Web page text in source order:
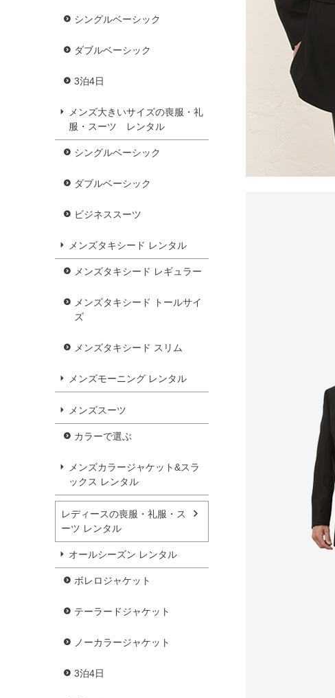
シングルベーシック
ダブルベーシック
3泊4日
メンズ大きいサイズの喪服・礼
服・スーツ レンタル
シングルベーシック
ダブルベーシック
ビジネススーツ
メンズタキシード レンタル
メンズタキシード レギュラー
メンズタキシード トールサイ
ズ
メンズタキシード スリム
メンズモーニング レンタル
メンズスーツ
カラーで選ぶ
メンズカラージャケット&スラ
ックス レンタル
レディースの喪服・礼服・ス
ーツ レンタル
オールシーズン レンタル
ボレロジャケット
テーラードジャケット
ノーカラージャケット
3泊4日